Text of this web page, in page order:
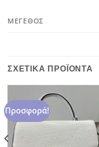
ΜΈΓΕΘΟΣ
ΣΧΕΤΙΚΆ ΠΡΟΪΌΝΤΑ
Προσφορά!